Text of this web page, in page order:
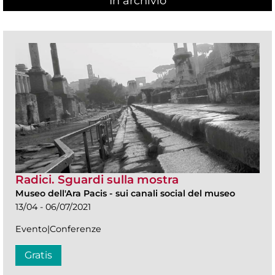
Radici. Sguardi sulla mostra
Museo dell'Ara Pacis - sui canali social del museo
13/04 - 06/07/2021
Evento|Conferenze
Gratis